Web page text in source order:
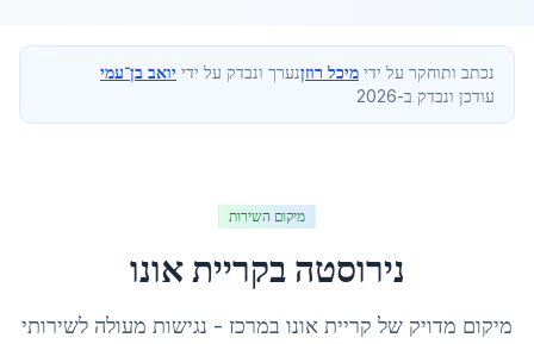
נכתב ותוחקר על ידי מיכל רוזןנערך ונבדק על ידי יואב בן־עמי
עודכן ונבדק ב-2026
מיקום השירות
נירוסטה בקריית אונו
מיקום מדויק של קריית אונו במרכז - נגישות מעולה לשירותי